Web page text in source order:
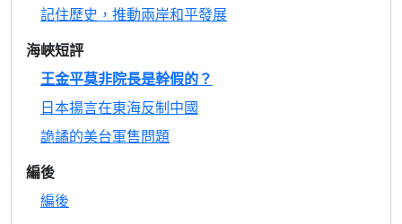
記住歷史，推動兩岸和平發展
海峽短評
王金平莫非院長是幹假的？
日本揚言在東海反制中國
詭譎的美台軍售問題
編後
編後